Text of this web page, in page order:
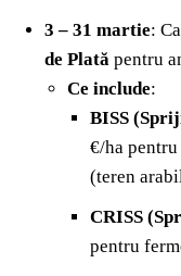
3 – 31 martie:
de Plată pentru
Ce include:
BISS
€/ha
(teren
CRISS
pentru